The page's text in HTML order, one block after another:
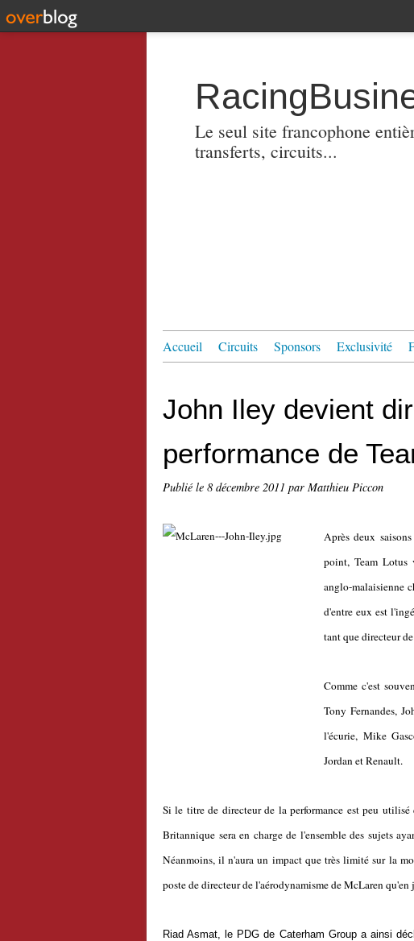
Le seul site francophone
transferts, circuits...
Accueil Circuits Sponsors Exclusivité
John Iley devient
performance de
Publié le 8 décembre 2011 par Matthieu Piccon
Après deux
point, Team Lotus
anglo-malaisienne
d'entre eux est
tant que directeur
Comme c'est
Tony Fernandes,
l'écurie, Mike
Jordan et Renault.
Si le titre de directeur de la performance est peu
Britannique sera en charge de l'ensemble des sujets
Néanmoins, il n'aura un impact que très limité sur la
poste de directeur de l'aérodynamisme de McLaren
Riad Asmat, le PDG de Caterham Group a ainsi